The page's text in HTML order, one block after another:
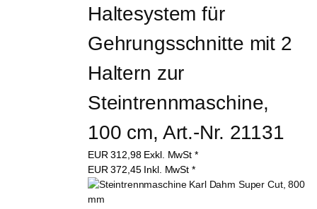
Haltesystem für
Gehrungsschnitte mit 2
Haltern zur
Steintrennmaschine,
100 cm, Art.-Nr. 21131
EUR312,98 Exkl. MwSt *
EUR372,45 Inkl. MwSt *